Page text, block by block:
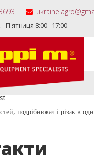
П'ятниця 8:00 - 17:00
подрібнювач і різак в